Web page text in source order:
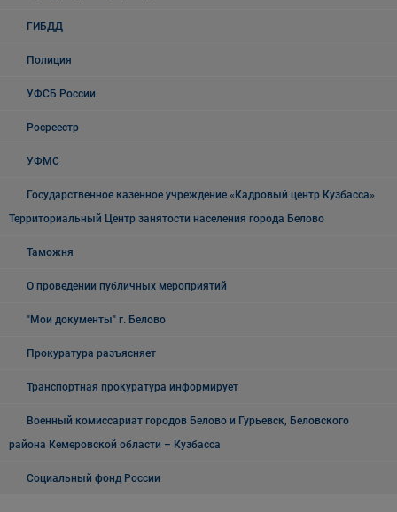
ГИБДД
Полиция
УФСБ России
Росреестр
УФМС
Государственное казенное учреждение «Кадровый центр Кузбасса»
Территориальный Центр занятости населения города Белово
Таможня
О проведении публичных мероприятий
"Мои документы" г. Белово
Прокуратура разъясняет
Транспортная прокуратура информирует
Военный комиссариат городов Белово и Гурьевск, Беловского
района Кемеровской области – Кузбасса
Социальный фонд России